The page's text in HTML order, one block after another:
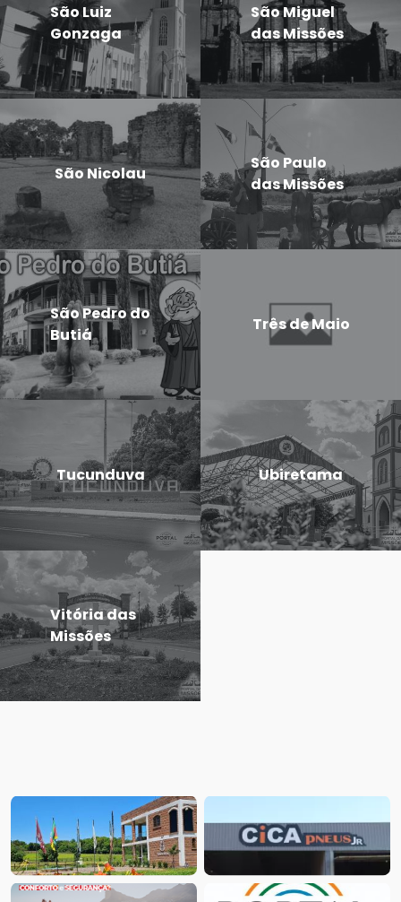
São Luiz
Gonzaga
São Miguel
das Missões
São Nicolau
São Paulo
das Missões
São Pedro do
Butiá
Três de Maio
Tucunduva Ubiretama
Vitória das
Missões